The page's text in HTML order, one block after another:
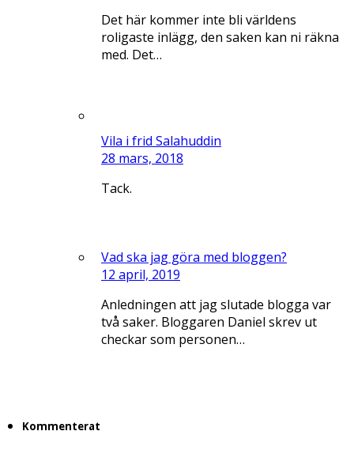
Det här kommer inte bli världens
roligaste inlägg, den saken kan ni räkna
med. Det…
Vila i frid Salahuddin
28 mars, 2018
Tack.
Vad ska jag göra med bloggen?
12 april, 2019
Anledningen att jag slutade blogga var
två saker. Bloggaren Daniel skrev ut
checkar som personen…
Kommenterat